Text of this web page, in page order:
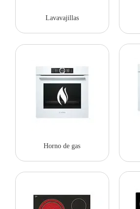
Lavavajillas
Horno de gas